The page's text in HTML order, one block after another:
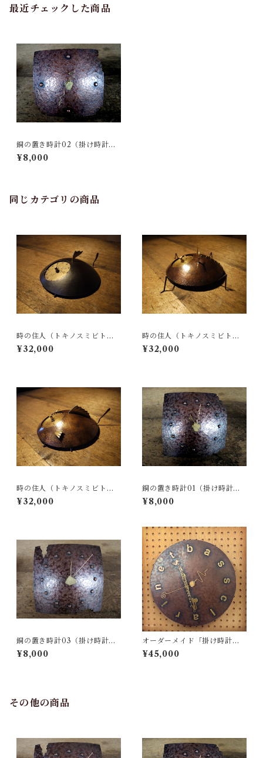
最近チェックした商品
銅の置き時計02（掛け時計に
もなります）
¥8,000
同じカテゴリの商品
時の住人（トキノスミビト）T
ypeA 銅製時計
¥32,000
時の住人（トキノスミビト）T
ypeB 銅製時計
¥32,000
時の住人（トキノスミビト）T
ypeC 銅製時計
¥32,000
銅の置き時計01（掛け時計に
もなります）
¥8,000
銅の置き時計03（掛け時計に
もなります）
¥8,000
オーダーメイド「掛け時計／
銅・真鍮製」（例：バスクラ
リネット、マンタでのオーダ
¥45,000
その他の商品